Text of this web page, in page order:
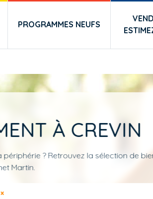
PROGRAMMES NEUFS
À CREVIN
? Retrouvez la sélection de
Martin.
×